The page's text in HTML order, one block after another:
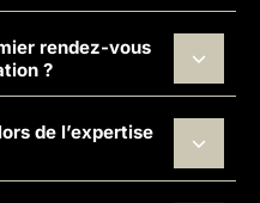
rendez-vous
?
de l’expertise